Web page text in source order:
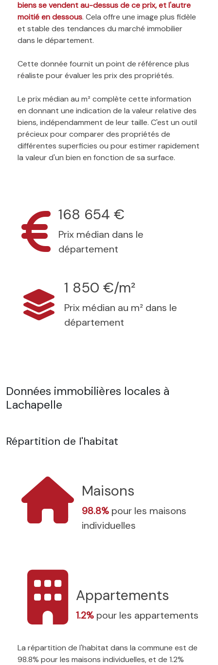
biens se vendent au-dessus de ce prix, et l'autre
moitié en dessous. Cela offre une image plus fidèle
et stable des tendances du marché immobilier
dans le département.
Cette donnée fournit un point de référence plus
réaliste pour évaluer les prix des propriétés.
Le prix médian au m² complète cette information
en donnant une indication de la valeur relative des
biens, indépendamment de leur taille. C'est un outil
précieux pour comparer des propriétés de
différentes superficies ou pour estimer rapidement
la valeur d'un bien en fonction de sa surface.
168 654 €
Prix médian dans le
département
1 850 €/m²
Prix médian au m² dans le
département
Données immobilières locales à
Lachapelle
Répartition de l'habitat
Maisons
98.8% pour les maisons
individuelles
Appartements
1.2% pour les appartements
La répartition de l'habitat dans la commune est de
98.8% pour les maisons individuelles, et de 1.2%